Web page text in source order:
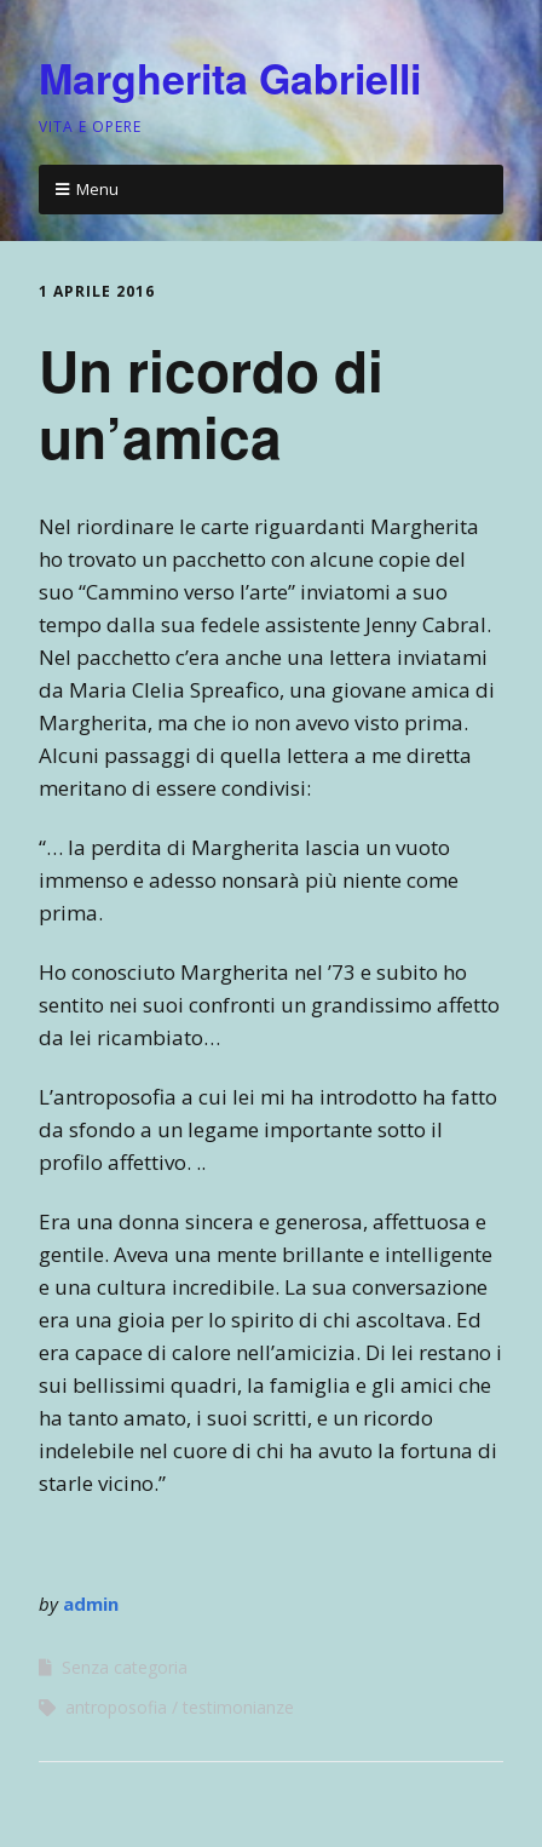
Margherita Gabrielli
VITA E OPERE
Menu
1 APRILE 2016
Un ricordo di
un’amica
Nel riordinare le carte riguardanti Margherita
ho trovato un pacchetto con alcune copie del
suo “Cammino verso l’arte” inviatomi a suo
tempo dalla sua fedele assistente Jenny Cabral.
Nel pacchetto c’era anche una lettera inviatami
da Maria Clelia Spreafico, una giovane amica di
Margherita, ma che io non avevo visto prima.
Alcuni passaggi di quella lettera a me diretta
meritano di essere condivisi:
“… la perdita di Margherita lascia un vuoto
immenso e adesso nonsarà più niente come
prima.
Ho conosciuto Margherita nel ’73 e subito ho
sentito nei suoi confronti un grandissimo affetto
da lei ricambiato…
L’antroposofia a cui lei mi ha introdotto ha fatto
da sfondo a un legame importante sotto il
profilo affettivo. ..
Era una donna sincera e generosa, affettuosa e
gentile. Aveva una mente brillante e intelligente
e una cultura incredibile. La sua conversazione
era una gioia per lo spirito di chi ascoltava. Ed
era capace di calore nell’amicizia. Di lei restano i
sui bellissimi quadri, la famiglia e gli amici che
ha tanto amato, i suoi scritti, e un ricordo
indelebile nel cuore di chi ha avuto la fortuna di
starle vicino.”
by admin
Senza categoria
antroposofia
testimonianze